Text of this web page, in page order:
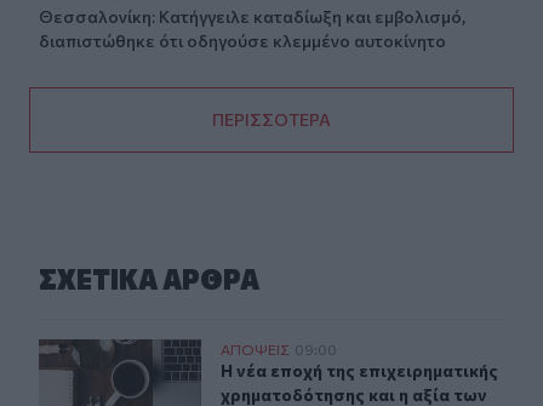
Θεσσαλονίκη: Κατήγγειλε καταδίωξη και εμβολισμό,
διαπιστώθηκε ότι οδηγούσε κλεμμένο αυτοκίνητο
ΠΕΡΙΣΣΟΤΕΡΑ
ΣΧΕΤΙΚA AΡΘΡΑ
Η νέα εποχή της επιχειρηματικής χρηματοδότησης και
ΑΠΟΨΕΙΣ 09:00
Η νέα εποχή της επιχειρηματικής
Η νέα εποχή της επιχειρηματικής
χρηματοδότησης και η αξία των